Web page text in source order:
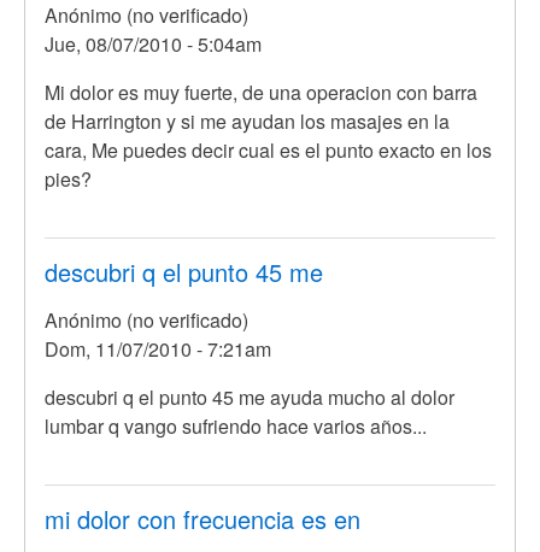
Anónimo (no verificado)
Jue, 08/07/2010 - 5:04am
Mi dolor es muy fuerte, de una operacion con barra
de Harrington y si me ayudan los masajes en la
cara, Me puedes decir cual es el punto exacto en los
pies?
descubri q el punto 45 me
Anónimo (no verificado)
Dom, 11/07/2010 - 7:21am
descubri q el punto 45 me ayuda mucho al dolor
lumbar q vango sufriendo hace varios años...
mi dolor con frecuencia es en